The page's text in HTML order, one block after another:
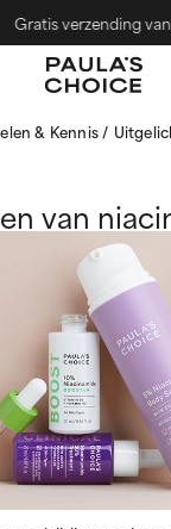
Gratis verzending
& Kennis
van